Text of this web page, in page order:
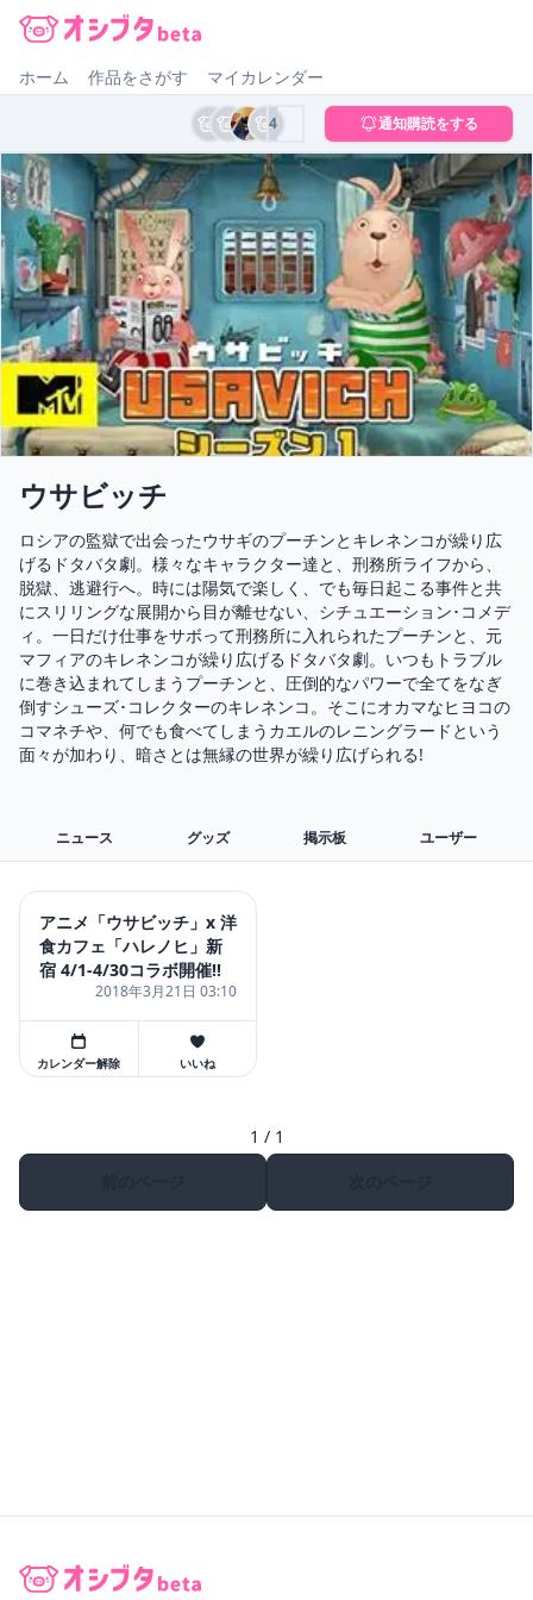
ホーム 作品をさがす マイカレンダー
4 通知購読をする
ウサビッチ
ロシアの監獄で出会ったウサギのプーチンとキレネンコが繰り広
げるドタバタ劇。様々なキャラクター達と、刑務所ライフから、
脱獄、逃避行へ。時には陽気で楽しく、でも毎日起こる事件と共
にスリリングな展開から目が離せない、シチュエーション･コメデ
ィ。一日だけ仕事をサボって刑務所に入れられたプーチンと、元
マフィアのキレネンコが繰り広げるドタバタ劇。いつもトラブル
に巻き込まれてしまうプーチンと、圧倒的なパワーで全てをなぎ
倒すシューズ･コレクターのキレネンコ。そこにオカマなヒヨコの
コマネチや、何でも食べてしまうカエルのレニングラードという
面々が加わり、暗さとは無縁の世界が繰り広げられる!
ニュース グッズ 掲示板 ユーザー
アニメ「ウサビッチ」x 洋
食カフェ「ハレノヒ」新
宿 4/1-4/30コラボ開催!!
2018年3月21日 03:10
カレンダー解除 いいね
1 / 1